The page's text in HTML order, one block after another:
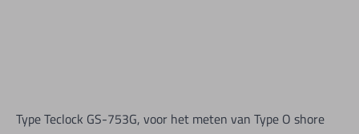
Type Teclock GS-753G, voor het meten van Type O shore